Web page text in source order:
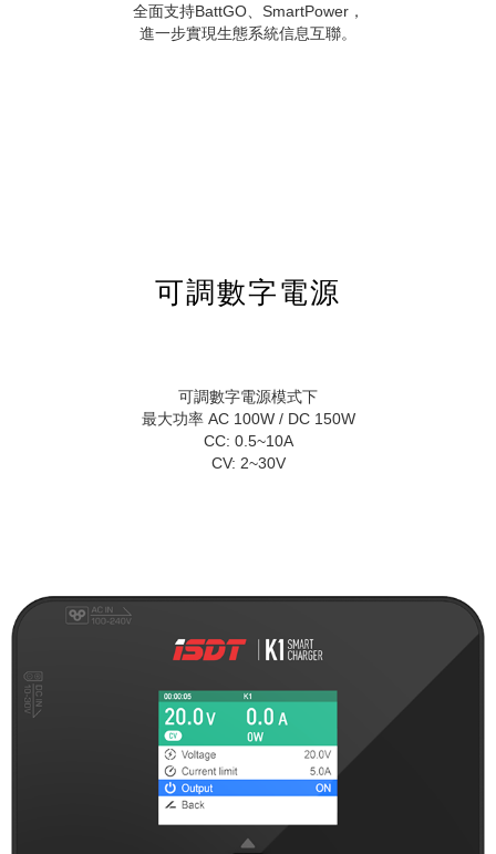
全面支持BattGO、SmartPower，
進一步實現生態系統信息互聯。
可調數字電源
可調數字電源模式下
最大功率 AC 100W / DC 150W
CC: 0.5~10A
CV: 2~30V